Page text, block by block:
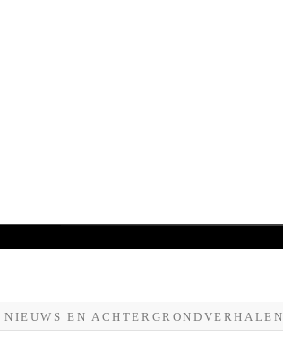
NIEUWS EN ACHTERGRONDVERHALEN